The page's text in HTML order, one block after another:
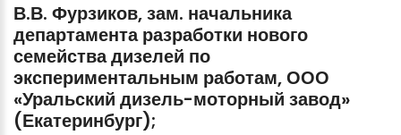
В.В. Фурзиков,зам. начальника
департамента разработки нового
семействадизелей по
экспериментальным работам,ООО
«Уральский дизель-моторный завод»
(Екатеринбург);